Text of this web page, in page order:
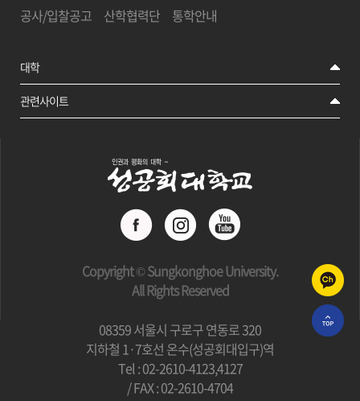
공사/입찰공고
산학협력단 통학안내
대학
관련사이트
Copyright © Sungkonghoe University.
All Rights Reserved
08359 서울시 구로구 연동로 320
지하철 1·7호선 온수(성공회대입구)역
Tel : 02-2610-4123,4127
/ FAX : 02-2610-4704